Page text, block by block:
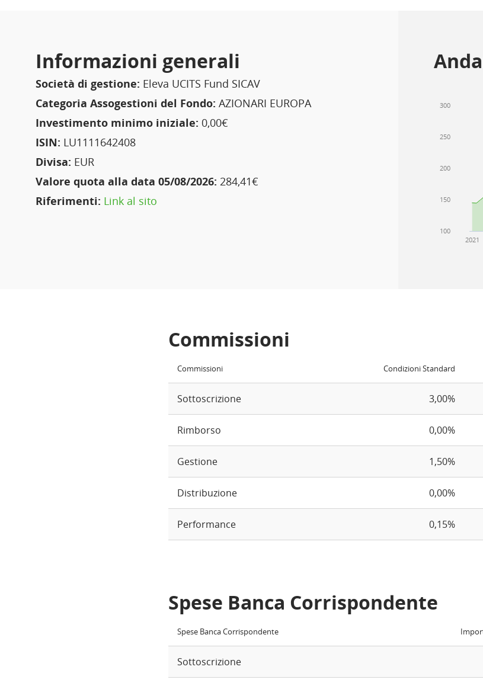
Informazioni generali
Società di gestione: Eleva UCITS Fund SICAV
Categoria Assogestioni del Fondo: AZIONARI EUROPA
Investimento minimo iniziale: 0,00€
ISIN: LU1111642408
Divisa: EUR
Valore quota alla data 05/08/2026: 284,41€
Riferimenti: Link al sito
2021
100
150
200
250
300
Commissioni
Commissioni Condizioni Standard
Sottoscrizione 3,00%
Rimborso 0,00%
Gestione 1,50%
Distribuzione 0,00%
Performance 0,15%
Spese Banca Corrispondente
Spese Banca Corrispondente
Sottoscrizione